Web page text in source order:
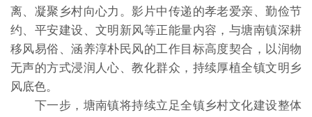
离、凝聚乡村向心力。影片中传递的孝老爱亲、勤俭节
约、平安建设、文明新风等正能量内容，与塘南镇深耕
移风易俗、涵养淳朴民风的工作目标高度契合，以润物
无声的方式浸润人心、教化群众，持续厚植全镇文明乡
风底色。
下一步，塘南镇将持续立足全镇乡村文化建设整体